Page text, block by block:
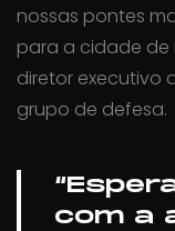
nossas pontes
para a cidade de
diretor executivo
grupo de defesa.
com a